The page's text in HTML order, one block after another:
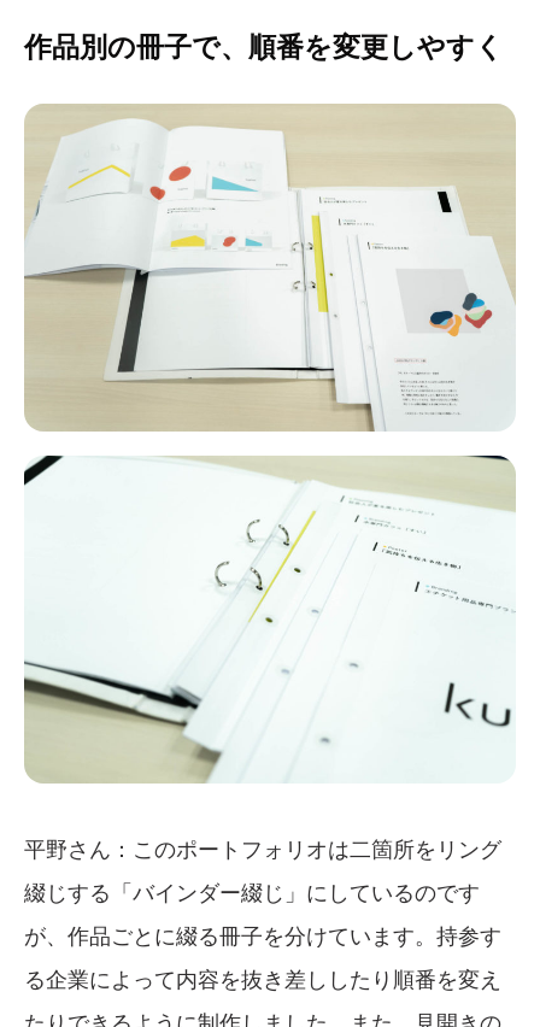
作品別の冊子で、順番を変更しやすく
平野さん：このポートフォリオは二箇所をリング
綴じする「バインダー綴じ」にしているのです
が、作品ごとに綴る冊子を分けています。持参す
る企業によって内容を抜き差ししたり順番を変え